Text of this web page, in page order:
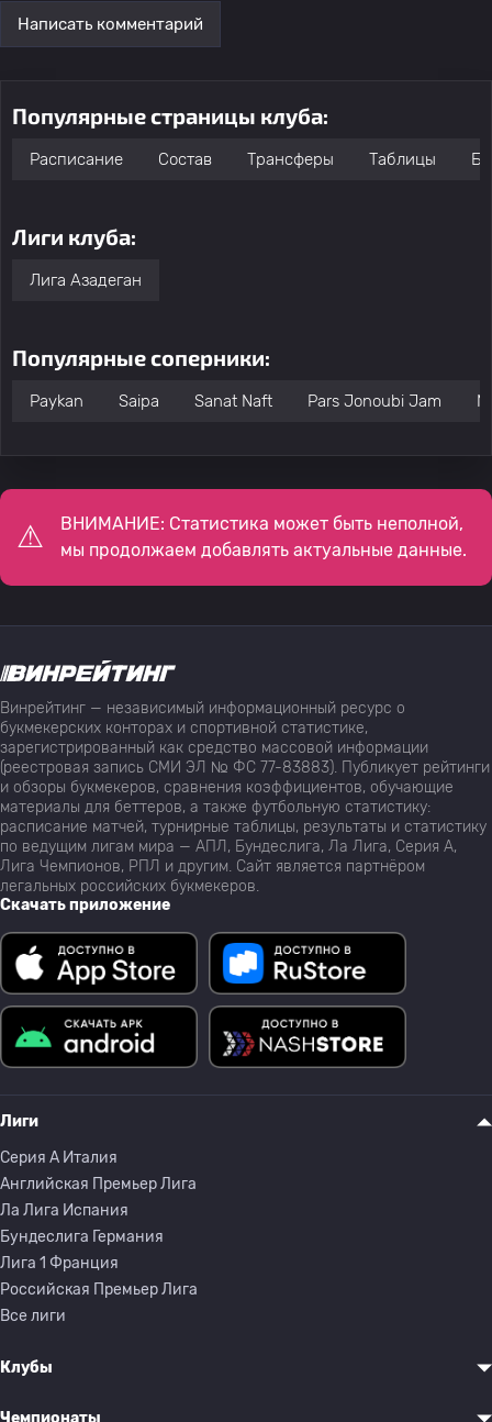
Написать комментарий
Популярные страницы клуба:
Расписание Состав Трансферы Таблицы
Лиги клуба:
Лига Азадеган
Популярные соперники:
Paykan Saipa Sanat Naft Pars Jonoubi Jam
ВНИМАНИЕ: Статистика может быть неполной,
мы продолжаем добавлять актуальные данные.
Винрейтинг — независимый информационный ресурс о
букмекерских конторах и спортивной статистике,
зарегистрированный как средство массовой информации
(реестровая запись СМИ ЭЛ № ФС 77-83883). Публикует рейтинги
и обзоры букмекеров, сравнения коэффициентов, обучающие
материалы для беттеров, а также футбольную статистику:
расписание матчей, турнирные таблицы, результаты и статистику
по ведущим лигам мира — АПЛ, Бундеслига, Ла Лига, Серия А,
Лига Чемпионов, РПЛ и другим. Сайт является партнёром
легальных российских букмекеров.
Скачать приложение
Лиги
Серия A Италия
Английская Премьер Лига
Ла Лига Испания
Бундеслига Германия
Лига 1 Франция
Российская Премьер Лига
Все лиги
Клубы